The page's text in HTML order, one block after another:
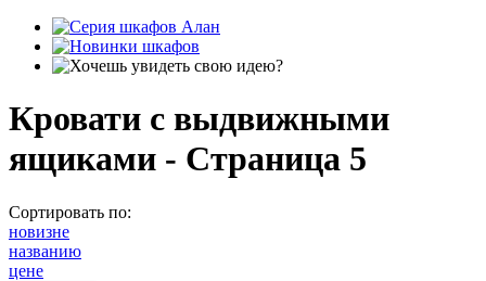
Кровати с выдвижными
ящиками - Страница 5
Сортировать по:
новизне
названию
цене